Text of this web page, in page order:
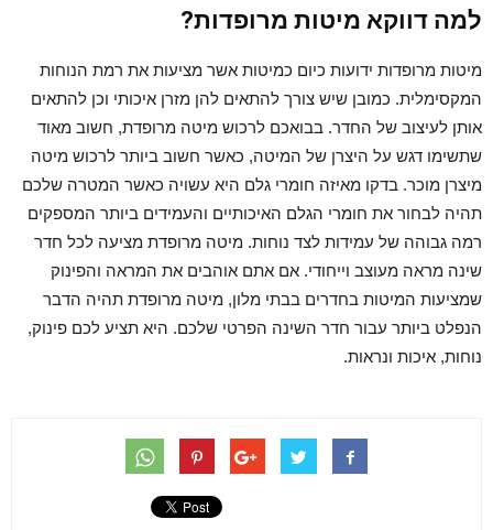
למה דווקא מיטות מרופדות?
מיטות מרופדות ידועות כיום כמיטות אשר מציעות את רמת הנוחות
המקסימלית. כמובן שיש צורך להתאים להן מזרן איכותי וכן להתאים
אותן לעיצוב של החדר. בבואכם לרכוש מיטה מרופדת, חשוב מאוד
שתשימו דגש על היצרן של המיטה, כאשר חשוב ביותר לרכוש מיטה
מיצרן מוכר. בדקו מאיזה חומרי גלם היא עשויה כאשר המטרה שלכם
תהיה לבחור את חומרי הגלם האיכותיים והעמידים ביותר המספקים
רמה גבוהה של עמידות לצד נוחות. מיטה מרופדת מציעה לכל חדר
שינה מראה מעוצב וייחודי. אם אתם אוהבים את המראה והפינוק
שמציעות המיטות בחדרים בבתי מלון, מיטה מרופדת תהיה הדבר
הנפלט ביותר עבור חדר השינה הפרטי שלכם. היא תציע לכם פינוק,
נוחות, איכות ונראות.